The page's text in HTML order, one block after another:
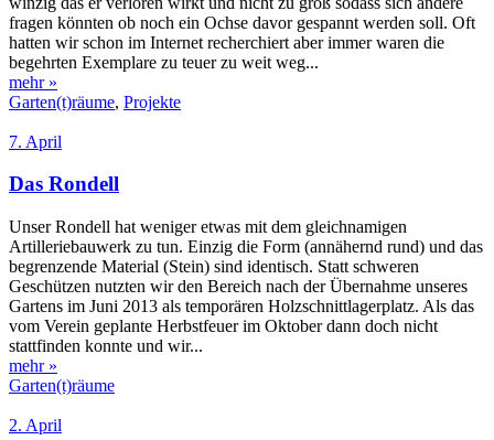
fragen könnten ob noch ein Ochse davor gespannt werden soll. Oft
hatten wir schon im Internet recherchiert aber immer waren die
begehrten Exemplare zu teuer zu weit weg...
mehr »
Garten(t)räume, Projekte
7. April
Das Rondell
Unser Rondell hat weniger etwas mit dem gleichnamigen
Artilleriebauwerk zu tun. Einzig die Form (annähernd rund) und das
begrenzende Material (Stein) sind identisch. Statt schweren
Geschützen nutzten wir den Bereich nach der Übernahme unseres
Gartens im Juni 2013 als temporären Holzschnittlagerplatz. Als das
vom Verein geplante Herbstfeuer im Oktober dann doch nicht
stattfinden konnte und wir...
mehr »
Garten(t)räume
2. April